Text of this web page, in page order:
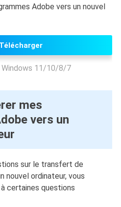
Adobe vers un nouvel
Télécharger
Windows 11/10/8/7
mes
vers un
sur le transfert de
nouvel ordinateur, vous
certaines questions